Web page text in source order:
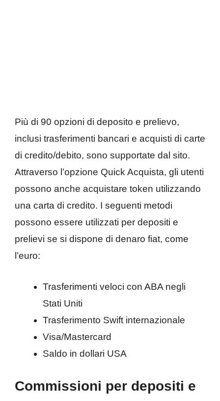
Più di 90 opzioni di deposito e prelievo,
inclusi trasferimenti bancari e acquisti di carte
di credito/debito, sono supportate dal sito.
Attraverso l’opzione Quick Acquista, gli utenti
possono anche acquistare token utilizzando
una carta di credito. I seguenti metodi
possono essere utilizzati per depositi e
prelievi se si dispone di denaro fiat, come
l’euro:
Trasferimenti veloci con ABA negli
Stati Uniti
Trasferimento Swift internazionale
Visa/Mastercard
Saldo in dollari USA
Commissioni per depositi e